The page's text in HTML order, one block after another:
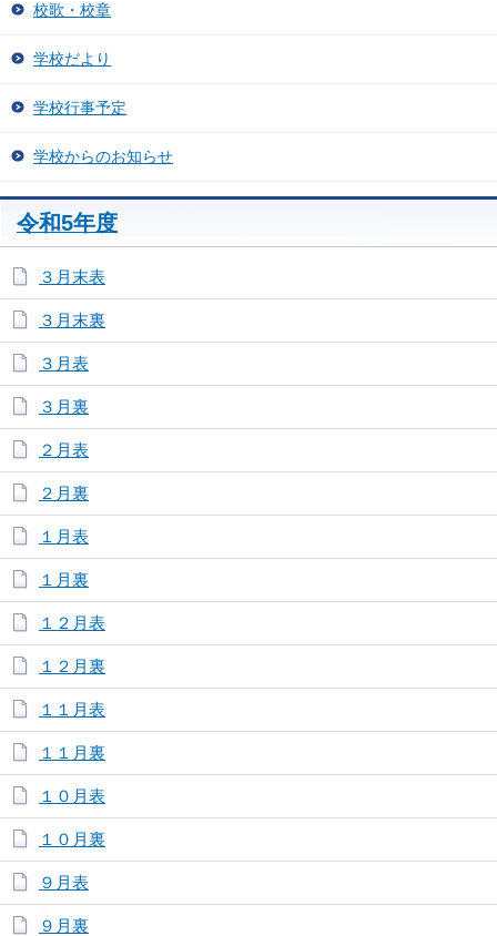
校歌・校章
学校だより
学校行事予定
学校からのお知らせ
令和5年度
３月末表
３月末裏
３月表
３月裏
２月表
２月裏
１月表
１月裏
１２月表
１２月裏
１１月表
１１月裏
１０月表
１０月裏
９月表
９月裏